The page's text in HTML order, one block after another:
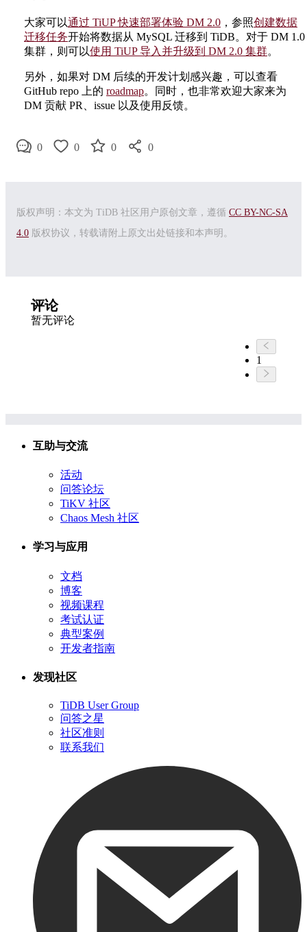
大家可以通过 TiUP 快速部署体验 DM 2.0 ，参照创建数据
迁移任务开始将数据从 MySQL 迁移到 TiDB。对于 DM 1.0
集群，则可以使用 TiUP 导入并升级到 DM 2.0 集群。
另外，如果对 DM 后续的开发计划感兴趣，可以查看
GitHub repo 上的 roadmap。同时，也非常欢迎大家来为
DM 贡献 PR、issue 以及使用反馈。
0 0 0 0
版权声明：本文为 TiDB 社区用户原创文章，遵循 CC BY-NC-SA
4.0 版权协议，转载请附上原文出处链接和本声明。
评论
暂无评论
1
互助与交流
活动
问答论坛
TiKV 社区
Chaos Mesh 社区
学习与应用
文档
博客
视频课程
考试认证
典型案例
开发者指南
发现社区
TiDB User Group
问答之星
社区准则
联系我们